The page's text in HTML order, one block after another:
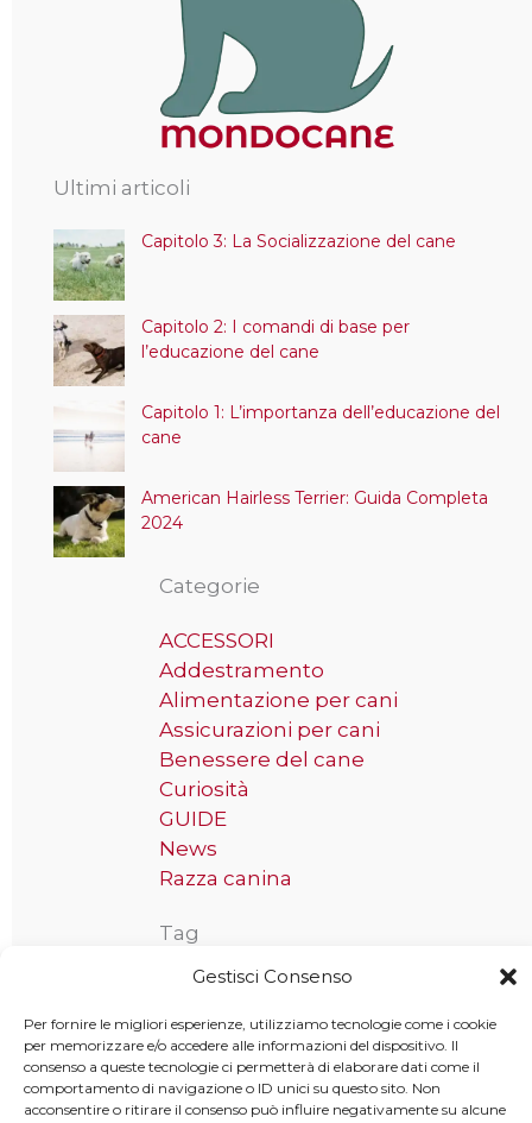
Gestisci Consenso
Per fornire le migliori esperienze, utilizziamo tecnologie come i cookie
per memorizzare e/o accedere alle informazioni del dispositivo. Il
consenso a queste tecnologie ci permetterà di elaborare dati come il
comportamento di navigazione o ID unici su questo sito. Non
acconsentire o ritirare il consenso può influire negativamente su alcune
Ultimi articoli
Capitolo 3: La Socializzazione del cane
Capitolo 2: I comandi di base per
l’educazione del cane
Capitolo 1: L’importanza dell’educazione del
cane
American Hairless Terrier: Guida Completa
2024
Categorie
ACCESSORI
Addestramento
Alimentazione per cani
Assicurazioni per cani
Benessere del cane
Curiosità
GUIDE
News
Razza canina
Tag
Copyright © 2025 MondoCane.Top - Tutti i diritti sono